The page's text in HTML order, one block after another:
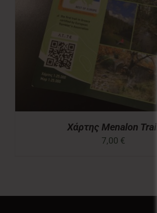
Χάρτης Menalon Trail
7,00 €